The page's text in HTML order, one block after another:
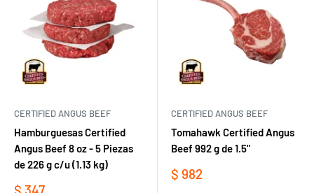
CERTIFIED ANGUS BEEF
Hamburguesas Certified
Angus Beef 8 oz - 5 Piezas
de 226 g c/u (1.13 kg)
Precio
$ 347
CERTIFIED ANGUS BEEF
Tomahawk Certified Angus
Beef 992 g de 1.5"
Precio
$ 982